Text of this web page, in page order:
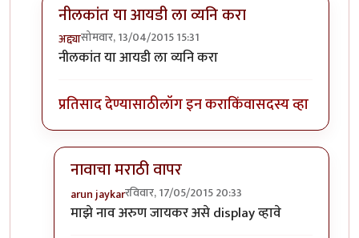
नीलकांत या आयडी ला व्यनि करा
अद्द्यासोमवार, 13/04/2015 15:31
In reply touser namebyबापू नारू
नीलकांत या आयडी ला व्यनि करा
प्रतिसाद देण्यासाठीलॉग इन कराकिंवासदस्य व्हा
नावाचा मराठी वापर
arun jaykarरविवार, 17/05/2015 20:33
In reply toनीलकांत या आयडी ला व्यनि करा
माझे नाव अरुण जायकर असे display व्हावे